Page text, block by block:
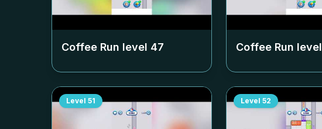
Coffee Run level 47 Coffee Run level
Level 51 Level 52